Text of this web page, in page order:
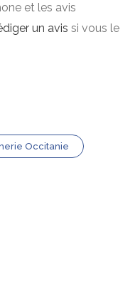
et les avis
un avis si vous le
Occitanie